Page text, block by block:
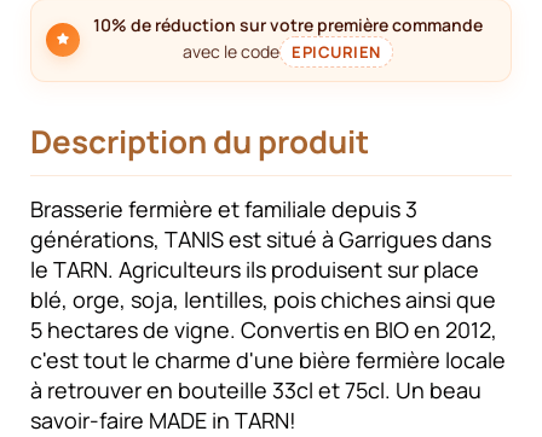
10% de réduction sur votre première commande
avec le code
EPICURIEN
Description du produit
Brasserie fermière et familiale depuis 3
générations, TANIS est situé à Garrigues dans
le TARN. Agriculteurs ils produisent sur place
blé, orge, soja, lentilles, pois chiches ainsi que
5 hectares de vigne. Convertis en BIO en 2012,
c'est tout le charme d'une bière fermière locale
à retrouver en bouteille 33cl et 75cl. Un beau
savoir-faire MADE in TARN!